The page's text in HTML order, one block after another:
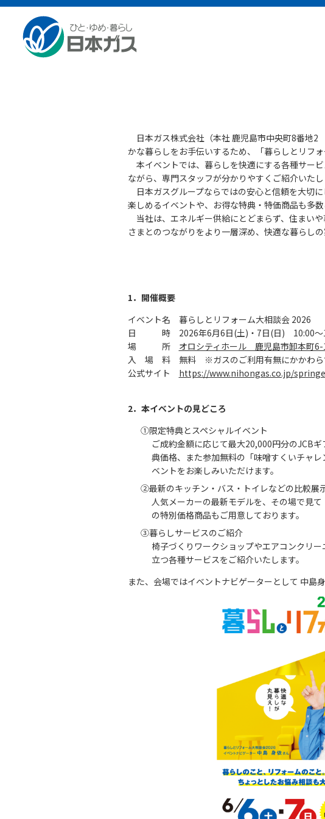
暮らしとリフォーム大相談会の開催
日本ガス株式会社（本社 鹿児島市中央町8番地
かな暮らしをお手伝いするため、「暮らしとリフ
本イベントでは、暮らしを快適にする各種サー
ながら、専門スタッフが分かりやすくご紹介いたし
日本ガスグループならではの安心と信頼を大切
楽しめるイベントや、お得な特典・特価商品も多数
当社は、エネルギー供給にとどまらず、住まい
さまとのつながりをより一層深め、快適な暮らしの
1．開催概要
イベント名 暮らしとリフォーム大相談会 2026
日 時 2026年6月6日(土)・7日(日) 10:00～
場 所 オロシティホール 鹿児島市卸本町6-
入 場 料 無料 ※ガスのご利用有無にかかわらず
公式サイト https://www.nihongas.co.jp/
2．本イベントの見どころ
①限定特典とスペシャルイベント
ご成約金額に応じて最大20,000円分のJCB
典価格、また参加無料の「味噌すくいチャ
ベントをお楽しみいただけます。
②最新のキッチン・バス・トイレなどの比較展
人気メーカーの最新モデルを、その場で見
の特別価格商品もご用意しております。
③暮らしサービスのご紹介
椅子づくりワークショップやエアコンクリ
立つ各種サービスをご紹介いたします。
また、会場ではイベントナビゲーターとして 中島